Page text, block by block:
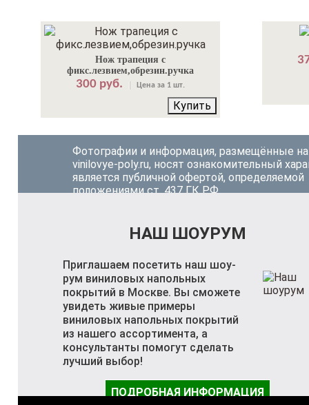
Нож трапеция с
фикс.лезвием,обрезин.ручка
300 руб. Цена за 1 шт.
Купить
Фотографии и информация, размещённые на
vinilovye-poly.ru, носят ознакомительный
является публичной офертой, определяемой
положениями ст. 437 ГК РФ.
НАШ ШОУРУМ
Приглашаем посетить наш шоу-
рум виниловых напольных
покрытий в Москве. Вы сможете
увидеть живые примеры
виниловых напольных покрытий
из нашего ассортимента, а
консультанты помогут сделать
лучший выбор!
ПОДРОБНАЯ ИНФОРМАЦИЯ